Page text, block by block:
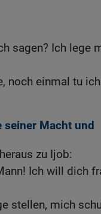
sagen? Ich lege
noch einmal tu
seiner Macht und
zu Ijob:
Ich will dich
stellen, mich